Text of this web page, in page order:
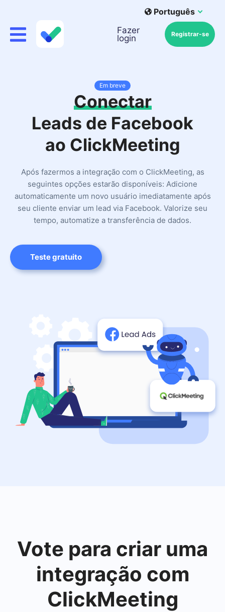
Português
Fazer
login
Registrar-se
Em breve
Conectar
Leads de Facebook
ao ClickMeeting
Após fazermos a integração com o ClickMeeting, as
seguintes opções estarão disponíveis: Adicione
automaticamente um novo usuário imediatamente após
seu cliente enviar um lead via Facebook. Valorize seu
tempo, automatize a transferência de dados.
Teste gratuito
Vote para criar uma
integração com
ClickMeeting